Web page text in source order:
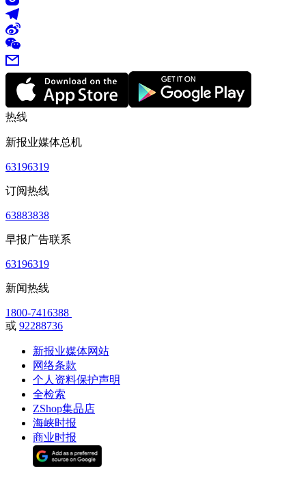
热线
新报业媒体总机
63196319
订阅热线
63883838
早报广告联系
63196319
新闻热线
1800-7416388
或 92288736
新报业媒体网站
网络条款
个人资料保护声明
全检索
ZShop集品店
海峡时报
商业时报